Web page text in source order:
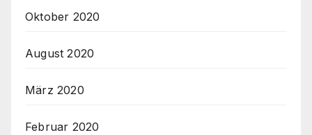
Oktober 2020
August 2020
März 2020
Februar 2020